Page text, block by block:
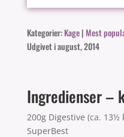
Kategorier:Kage| Mest
Udgivet i august, 2014
Ingredienser –
200g Digestive (ca.
SuperBest